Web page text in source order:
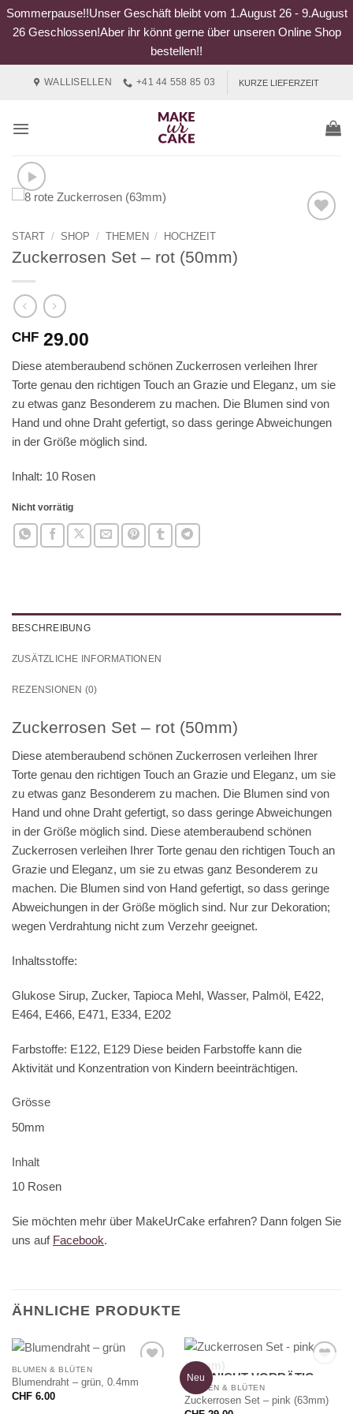
Sommerpause!!Unser Geschäft bleibt vom 1.August 26 - 9.August
26 Geschlossen!Aber ihr könnt gerne über unseren Online Shop
bestellen!!
WALLISELLEN +41 44 558 85 03 KURZE LIEFERZEIT
START / SHOP / THEMEN / HOCHZEIT
Zuckerrosen Set – rot (50mm)
CHF 29.00
Diese atemberaubend schönen Zuckerrosen verleihen Ihrer
Torte genau den richtigen Touch an Grazie und Eleganz, um sie
zu etwas ganz Besonderem zu machen. Die Blumen sind von
Hand und ohne Draht gefertigt, so dass geringe Abweichungen
in der Größe möglich sind.
Inhalt: 10 Rosen
Nicht vorrätig
BESCHREIBUNG
ZUSÄTZLICHE INFORMATIONEN
REZENSIONEN (0)
Zuckerrosen Set – rot (50mm)
Diese atemberaubend schönen Zuckerrosen verleihen Ihrer
Torte genau den richtigen Touch an Grazie und Eleganz, um sie
zu etwas ganz Besonderem zu machen. Die Blumen sind von
Hand und ohne Draht gefertigt, so dass geringe Abweichungen
in der Größe möglich sind. Diese atemberaubend schönen
Zuckerrosen verleihen Ihrer Torte genau den richtigen Touch an
Grazie und Eleganz, um sie zu etwas ganz Besonderem zu
machen. Die Blumen sind von Hand gefertigt, so dass geringe
Abweichungen in der Größe möglich sind. Nur zur Dekoration;
wegen Verdrahtung nicht zum Verzehr geeignet.
Inhaltsstoffe:
Glukose Sirup, Zucker, Tapioca Mehl, Wasser, Palmöl, E422,
E464, E466, E471, E334, E202
Farbstoffe: E122, E129 Diese beiden Farbstoffe kann die
Aktivität und Konzentration von Kindern beeinträchtigen.
Grösse
50mm
Inhalt
10 Rosen
Sie möchten mehr über MakeUrCake erfahren? Dann folgen Sie
uns auf Facebook.
ÄHNLICHE PRODUKTE
BLUMEN & BLÜTEN
Blumendraht – grün, 0.4mm
CHF6.00
Neu NICHT VORRÄTIG
BLUMEN & BLÜTEN
Zuckerrosen Set – pink (63mm)